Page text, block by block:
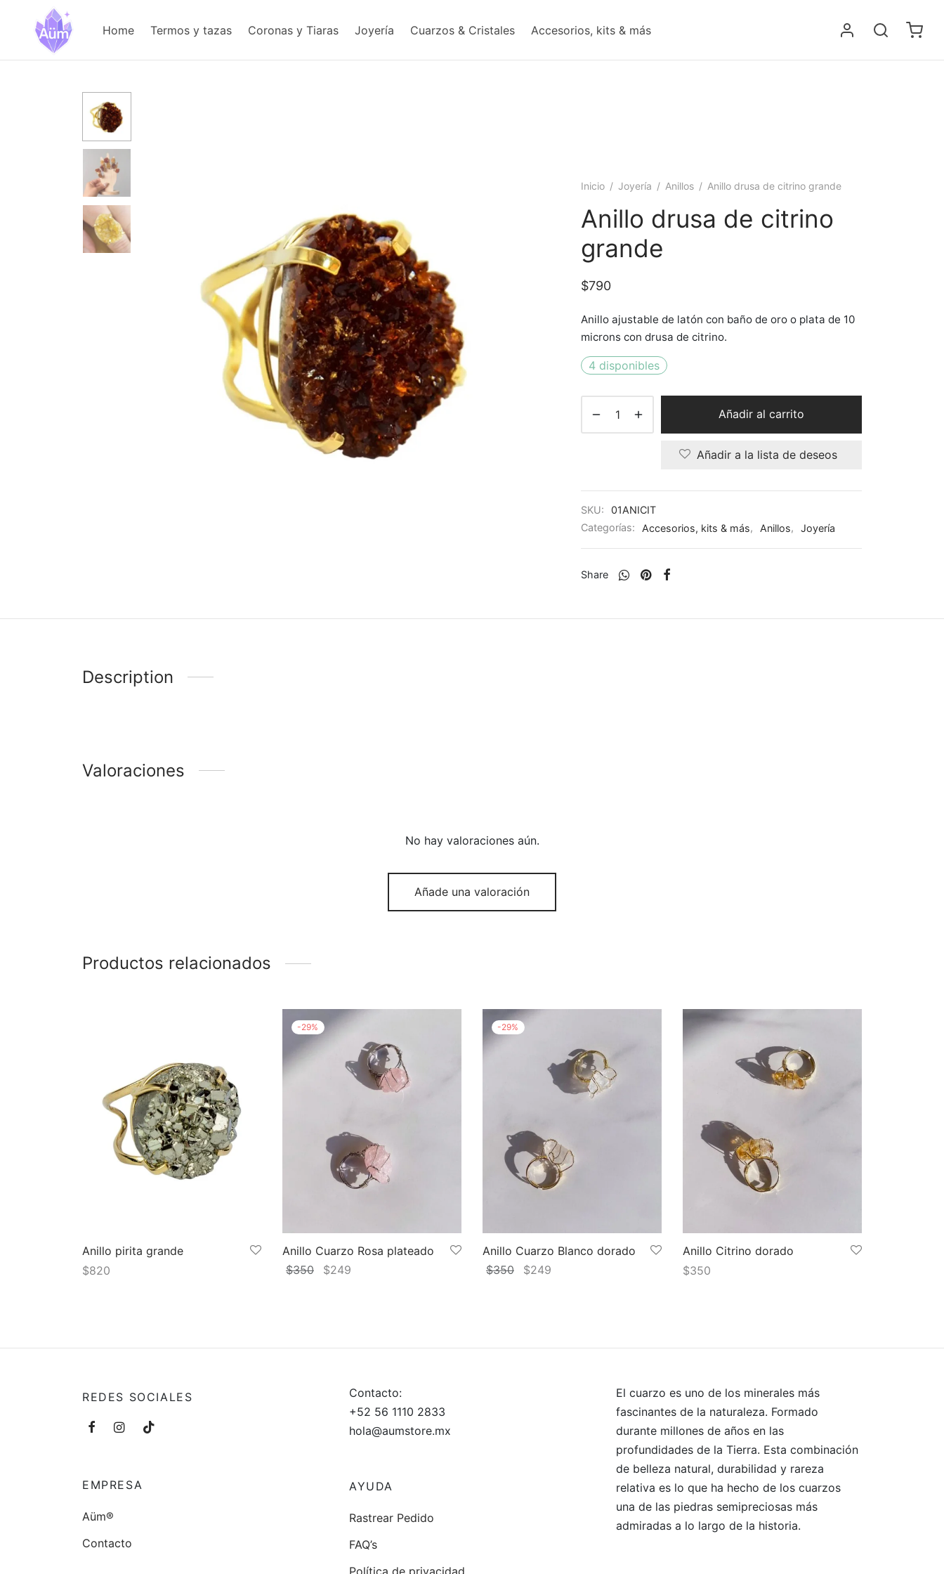
Home Termos y tazas Coronas y Tiaras Joyería Cuarzos & Cristales Accesorios, kits & más
Inicio / Joyería / Anillos / Anillo drusa de citrino grande
Anillo drusa de citrino
grande
$790
Anillo ajustable de latón con baño de oro o plata de 10
microns con drusa de citrino.
4 disponibles
Añadir al carrito
Añadir a la lista de deseos
SKU:
01ANICIT
Categorías:
Accesorios, kits & más, Anillos, Joyería
Share
Description
Valoraciones
No hay valoraciones aún.
Añade una valoración
Productos relacionados
Anillo pirita grande
$820
-29%
Anillo Cuarzo Rosa plateado
$350
El
$249
-29%
Anillo Cuarzo Blanco dorado
$350
El
$249
Anillo Citrino dorado
$350
REDES SOCIALES
EMPRESA
Aüm®
Contacto
Contacto:
+52 56 1110 2833
hola@aumstore.mx
AYUDA
Rastrear Pedido
FAQ’s
Política de privacidad
El cuarzo es uno de los minerales más
fascinantes de la naturaleza. Formado
durante millones de años en las
profundidades de la Tierra. Esta combinación
de belleza natural, durabilidad y rareza
relativa es lo que ha hecho de los cuarzos
una de las piedras semipreciosas más
admiradas a lo largo de la historia.